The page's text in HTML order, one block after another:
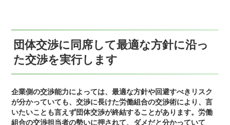
団体交渉に同席して最適な方針に沿っ
た交渉を実行します
企業側の交渉能力によっては、最適な方針や回避すべきリスク
が分かっていても、交渉に長けた労働組合の交渉術により、言
いたいことも言えず団体交渉が終結することがあります。労働
組合の交渉担当者の勢いに押されて、ダメだと分かっていて